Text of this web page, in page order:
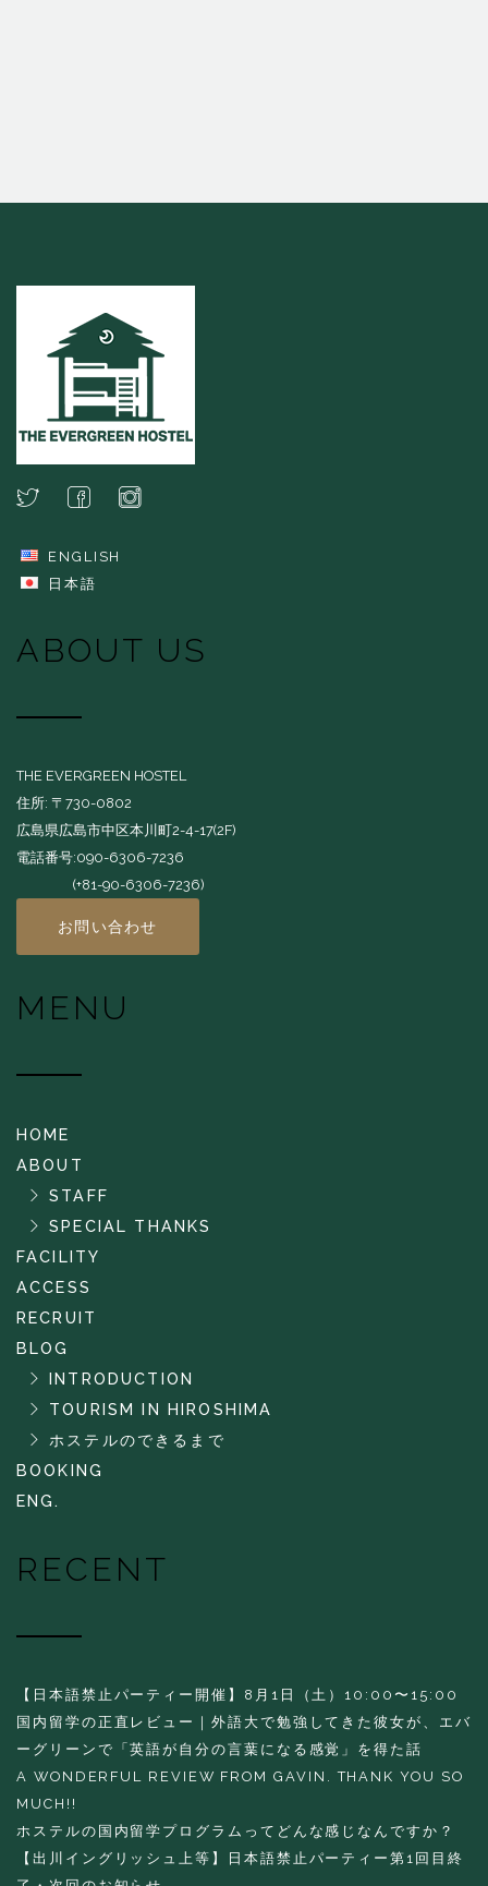
ENGLISH
日本語
ABOUT US
THE EVERGREEN HOSTEL
住所: 〒730-0802
広島県広島市中区本川町2-4-17(2F)
電話番号:090-6306-7236
(+81-90-6306-7236)
お問い合わせ
MENU
HOME
ABOUT
STAFF
SPECIAL THANKS
FACILITY
ACCESS
RECRUIT
BLOG
INTRODUCTION
TOURISM IN HIROSHIMA
ホステルのできるまで
BOOKING
ENG.
RECENT
【日本語禁止パーティー開催】8月1日（土）10:00〜15:00
国内留学の正直レビュー｜外語大で勉強してきた彼女が、エバ
ーグリーンで「英語が自分の言葉になる感覚」を得た話
A WONDERFUL REVIEW FROM GAVIN. THANK YOU SO
MUCH!!
ホステルの国内留学プログラムってどんな感じなんですか？
【出川イングリッシュ上等】日本語禁止パーティー第1回目終